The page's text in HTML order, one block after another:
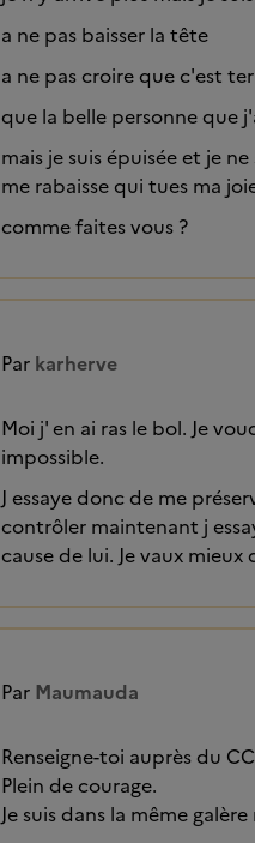
a ne pas baisser la tête
a ne pas croire que c'est
que la belle personne que
mais je suis épuisée et je
me rabaisse qui tues ma
comme faites vous ?
Par karherve
Moi j' en ai ras le bol. Je
impossible.
J essaye donc de me
contrôler maintenant j
cause de lui. Je vaux mieux
Par Maumauda
Renseigne-toi auprès du
Plein de courage.
Je suis dans la même